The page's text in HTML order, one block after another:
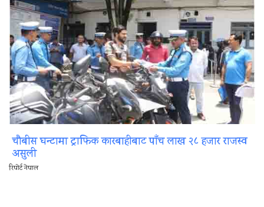
चौबीस घन्टामा ट्राफिक कारबाहीबाट पाँच लाख २८ हजार राजस्व
असुली
रिपोर्ट नेपाल